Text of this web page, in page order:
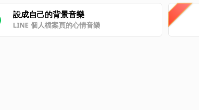
設成自己的背景音樂
LINE 個人檔案頁的心情音樂